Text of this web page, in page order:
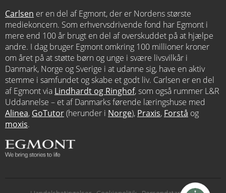
Carlsen er en del af Egmont, der er Nordens største
mediekoncern. Som erhvervsdrivende fond har Egmont i
mere end 100 år brugt en del af overskuddet på at hjælpe
andre. I dag bruger Egmont omkring 100 millioner kroner
om året på at støtte børn og unge i svære livsvilkår i
Danmark, Norge og Sverige i at udanne sig, have en aktiv
stemme i samfundet og skabe et godt liv. Carlsen er en del
af Egmont via Lindhardt og Ringhof, som også rummer L&R
Uddannelse – et af Danmarks førende læringshuse med
Alinea, GoTutor(herunder i Norge), Praxis, Forstå og
moxis.